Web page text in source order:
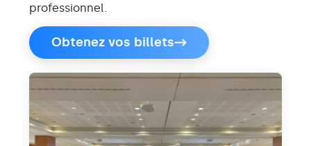
professionnel.
Obtenez vos billets